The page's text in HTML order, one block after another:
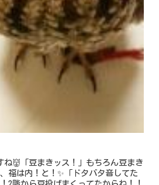
ね👹「豆まきッス！」もちろん豆まき
福は内！と！✨「ドタバタ音してた